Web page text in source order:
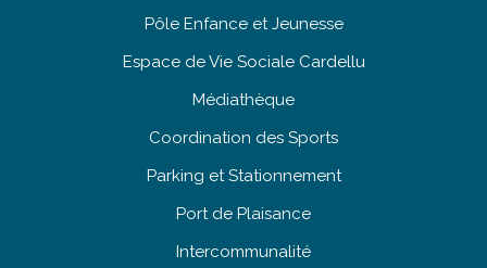
Pôle Enfance et Jeunesse
Espace de Vie Sociale Cardellu
Médiathèque
Coordination des Sports
Parking et Stationnement
Port de Plaisance
Intercommunalité